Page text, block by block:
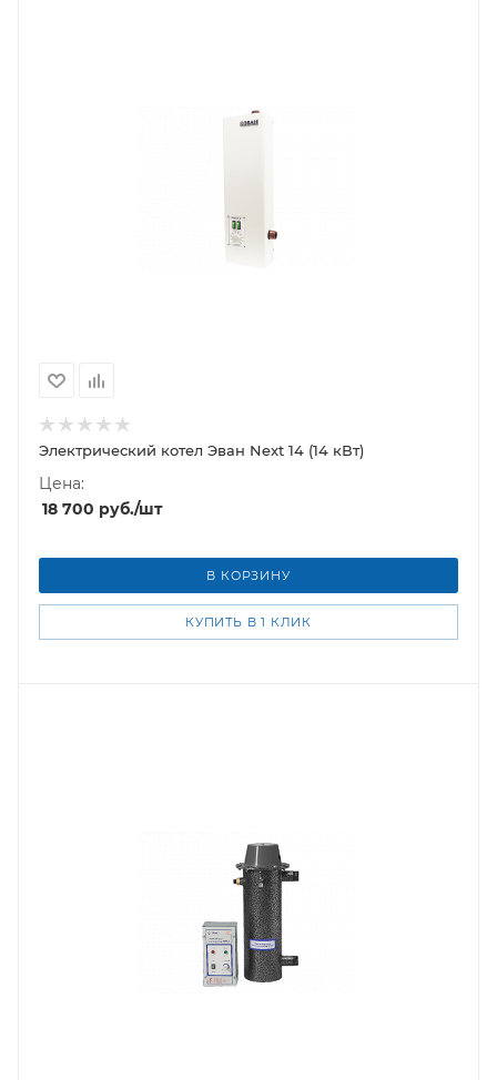
Электрический котел Эван Next 14 (14 кВт)
Цена:
18 700 руб./шт
В КОРЗИНУ
КУПИТЬ В 1 КЛИК